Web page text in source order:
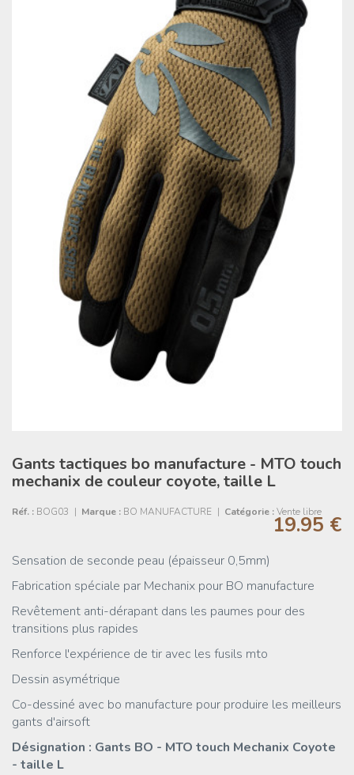
Gants tactiques bo manufacture - MTO touch
mechanix de couleur coyote, taille L
Réf. : BOG03 | Marque : BO MANUFACTURE | Catégorie :Vente libre
19.95 €
Sensation de seconde peau (épaisseur 0,5mm)
Fabrication spéciale par Mechanix pour BO manufacture
Revêtement anti-dérapant dans les paumes pour des
transitions plus rapides
Renforce l'expérience de tir avec les fusils mto
Dessin asymétrique
Co-dessiné avec bo manufacture pour produire les meilleurs
gants d'airsoft
Désignation : Gants BO - MTO touch Mechanix Coyote
- taille L